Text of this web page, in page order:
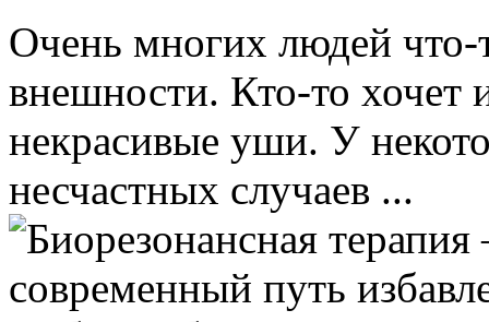
Очень многих людей что-
внешности. Кто-то хочет
некрасивые уши. У
несчастных случаев ...